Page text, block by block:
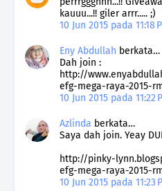
kauuu...!! giler arrr..... ;)
10 Jun 2015 pada 11:18
Eny Abdullah berkata…
Dah join :
http://
efg-mega-raya-2015-
10 Jun 2015 pada 11:22
Azlinda berkata…
Saya dah join. Yeay
http://pinky-
efg-mega-raya-2015-
10 Jun 2015 pada 11:23